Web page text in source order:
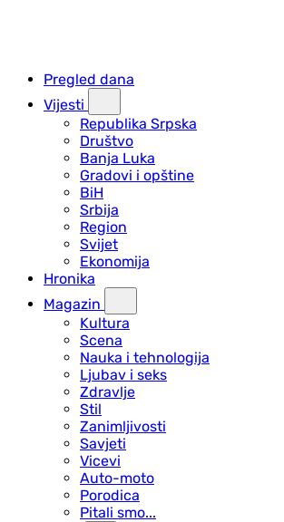
Pregled dana
Vijesti
Republika Srpska
Društvo
Banja Luka
Gradovi i opštine
BiH
Srbija
Region
Svijet
Ekonomija
Hronika
Magazin
Kultura
Scena
Nauka i tehnologija
Ljubav i seks
Zdravlje
Stil
Zanimljivosti
Savjeti
Vicevi
Auto-moto
Porodica
Pitali smo...